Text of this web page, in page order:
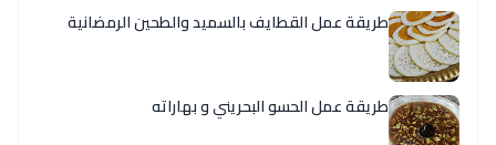
طريقة عمل القطايف بالسميد والطحين الرمضانية
طريقة عمل الحسو البحريني و بهاراته